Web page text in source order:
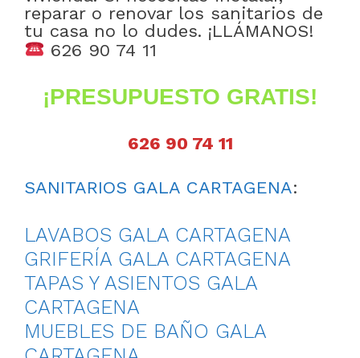
reparar o renovar los sanitarios de
tu casa no lo dudes. ¡LLÁMANOS!
626 90 74 11
¡PRESUPUESTO GRATIS!
626 90 74 11
SANITARIOS GALA CARTAGENA:
LAVABOS GALA CARTAGENA
GRIFERÍA GALA CARTAGENA
TAPAS Y ASIENTOS GALA
CARTAGENA
MUEBLES DE BAÑO GALA